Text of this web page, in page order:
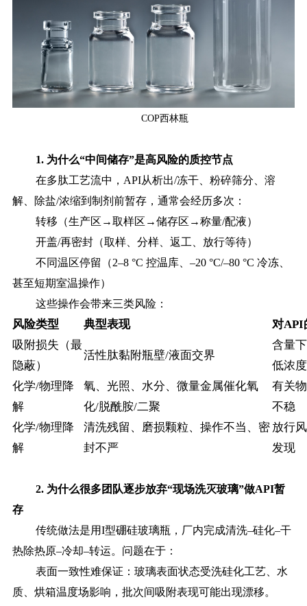
COP西林瓶
1. 为什么“中间储存”是高风险的质控节点
在多肽工艺流中， API从析出/冻干、粉碎筛分、溶
解、除盐/浓缩到制剂前暂存，通常会经历多次：
转移（生产区 →取样区→储存区→称量/配液）
开盖/再密封（取样、分样、返工、放行等待）
不同温区停留（2–8 °C 控温库、–20 °C/–80 °C 冷冻、
甚至短期室温操作）
这些操作会带来三类风险：
风险类型 典型表现
对API
吸附损失（最
隐蔽）
活性肽黏附瓶壁/液面交界
含量
低浓
化学/物理降
解
氧、光照、水分、微量金属催化氧
化/脱酰胺/二聚
有关
不稳
化学/物理降
解
清洗残留、磨损颗粒、操作不当、密
封不严
放行
发现
2. 为什么很多团队逐步放弃“现场洗灭玻璃”做API暂
存
传统做法是用I型硼硅玻璃瓶，厂内完成清洗–硅化–干
热除热原–冷却–转运。问题在于：
表面一致性难保证：玻璃表面状态受洗硅化工艺、水
质、烘箱温度场影响，批次间吸附表现可能出现漂移。